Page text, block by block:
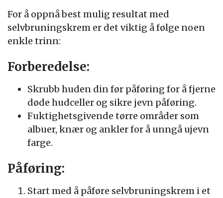
For å oppnå best mulig resultat med
selvbruningskrem er det viktig å følge noen
enkle trinn:
Forberedelse:
Skrubb huden din før påføring for å fjerne
døde hudceller og sikre jevn påføring.
Fuktighetsgivende tørre områder som
albuer, knær og ankler for å unngå ujevn
farge.
Påføring:
Start med å påføre selvbruningskrem i et